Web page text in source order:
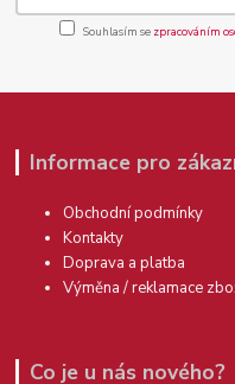
Souhlasím se zpracováním
Informace pro
Obchodní podmínky
Kontakty
Doprava a platba
Výměna / reklamace
Co je u nás nového?